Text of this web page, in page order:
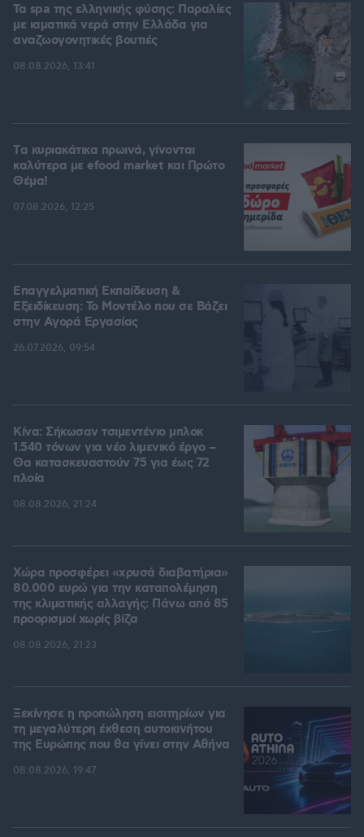
Τα spa της ελληνικής φύσης: Παραλίες
με ιαματικά νερά στην Ελλάδα για
αναζωογονητικές βουτιές
08.08.2026, 13:41
Tα κυριακάτικα πρωινά, γίνονται
καλύτερα με efood market και Πρώτο
Θέμα!
07.08.2026, 12:25
Επαγγελματική Εκπαίδευση &
Εξειδίκευση: Το Mοντέλο που σε Bάζει
στην Aγορά Eργασίας
26.07.2026, 09:54
Κίνα: Σήκωσαν τσιμεντένιο μπλοκ
1.540 τόνων για νέο λιμενικό έργο –
Θα κατασκευαστούν 75 για έως 72
πλοία
08.08.2026, 21:24
Χώρα προσφέρει «χρυσά διαβατήρια»
80.000 ευρώ για την καταπολέμηση
της κλιματικής αλλαγής: Πάνω από 85
προορισμοί χωρίς βίζα
08.08.2026, 21:23
Ξεκίνησε η προπώληση εισιτηρίων για
τη μεγαλύτερη έκθεση αυτοκινήτου
της Ευρώπης που θα γίνει στην Αθήνα
08.08.2026, 19:47